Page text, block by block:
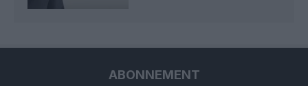
ABONNEMENT